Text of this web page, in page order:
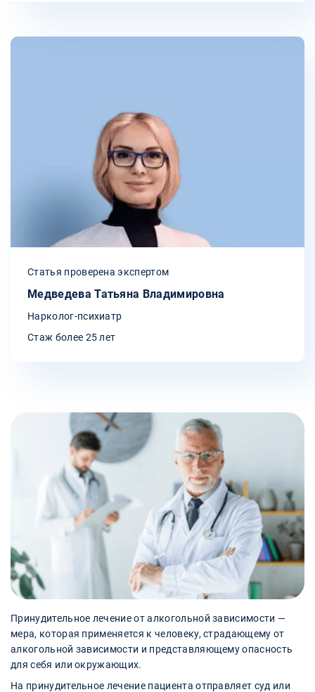
Статья проверена экспертом
Медведева Татьяна Владимировна
Нарколог-психиатр
Стаж более 25 лет
Принудительное лечение от алкогольной зависимости —
мера, которая применяется к человеку, страдающему от
алкогольной зависимости и представляющему опасность
для себя или окружающих.
На принудительное лечение пациента отправляет суд или